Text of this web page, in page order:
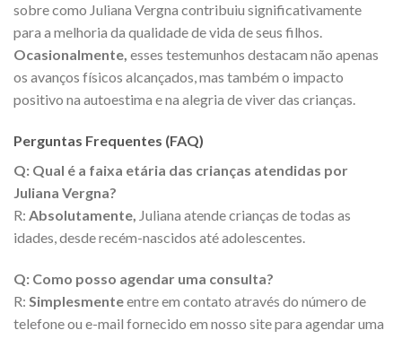
sobre como Juliana Vergna contribuiu significativamente
para a melhoria da qualidade de vida de seus filhos.
Ocasionalmente, esses testemunhos destacam não apenas
os avanços físicos alcançados, mas também o impacto
positivo na autoestima e na alegria de viver das crianças.
Perguntas Frequentes (FAQ)
Q: Qual é a faixa etária das crianças atendidas por
Juliana Vergna?
R: Absolutamente, Juliana atende crianças de todas as
idades, desde recém-nascidos até adolescentes.
Q: Como posso agendar uma consulta?
R: Simplesmenteentre em contato através do número de
telefone ou e-mail fornecido em nosso site para agendar uma